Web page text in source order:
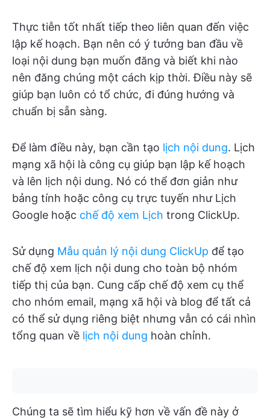
Thực tiễn tốt nhất tiếp theo liên quan đến việc
lập kế hoạch. Bạn nên có ý tưởng ban đầu về
loại nội dung bạn muốn đăng và biết khi nào
nên đăng chúng một cách kịp thời. Điều này sẽ
giúp bạn luôn có tổ chức, đi đúng hướng và
chuẩn bị sẵn sàng.
Để làm điều này, bạn cần tạo lịch nội dung. Lịch
mạng xã hội là công cụ giúp bạn lập kế hoạch
và lên lịch nội dung. Nó có thể đơn giản như
bảng tính hoặc công cụ trực tuyến như Lịch
Google hoặc chế độ xem Lịch trong ClickUp.
Sử dụng Mẫu quản lý nội dung ClickUp để tạo
chế độ xem lịch nội dung cho toàn bộ nhóm
tiếp thị của bạn. Cung cấp chế độ xem cụ thể
cho nhóm email, mạng xã hội và blog để tất cả
có thể sử dụng riêng biệt nhưng vẫn có cái nhìn
tổng quan về lịch nội dung hoàn chỉnh.
Chúng ta sẽ tìm hiểu kỹ hơn về vấn đề này ở